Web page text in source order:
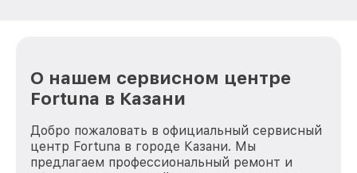
О нашем сервисном центре
Fortuna в Казани
Добро пожаловать в официальный сервисный
центр Fortuna в городе Казани. Мы
предлагаем профессиональный ремонт и